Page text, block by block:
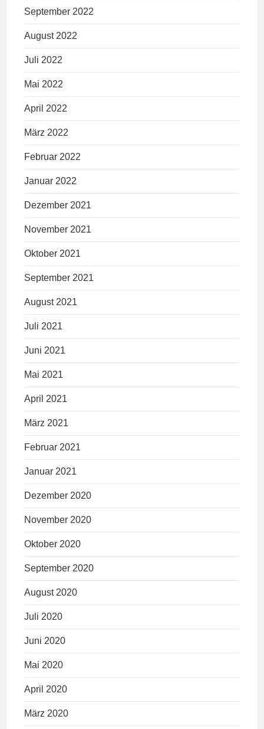
September 2022
August 2022
Juli 2022
Mai 2022
April 2022
März 2022
Februar 2022
Januar 2022
Dezember 2021
November 2021
Oktober 2021
September 2021
August 2021
Juli 2021
Juni 2021
Mai 2021
April 2021
März 2021
Februar 2021
Januar 2021
Dezember 2020
November 2020
Oktober 2020
September 2020
August 2020
Juli 2020
Juni 2020
Mai 2020
April 2020
März 2020